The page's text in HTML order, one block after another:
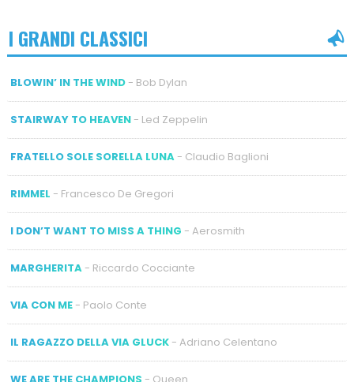
I GRANDI CLASSICI
BLOWIN’ IN THE WIND- Bob Dylan
STAIRWAY TO HEAVEN- Led Zeppelin
FRATELLO SOLE SORELLA LUNA- Claudio Baglioni
RIMMEL - Francesco De Gregori
I DON’T WANT TO MISS A THING - Aerosmith
MARGHERITA- Riccardo Cocciante
VIA CON ME- Paolo Conte
IL RAGAZZO DELLA VIA GLUCK- Adriano Celentano
WE ARE THE CHAMPIONS - Queen